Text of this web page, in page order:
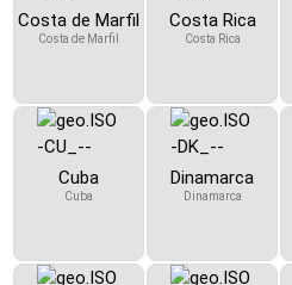
Costa de Marfil
Costa de Marfil
Costa Rica
Costa Rica
Cuba
Cuba
Dinamarca
Dinamarca